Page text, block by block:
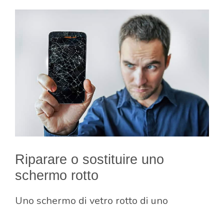
Riparare o sostituire uno
schermo rotto
Uno schermo di vetro rotto di uno